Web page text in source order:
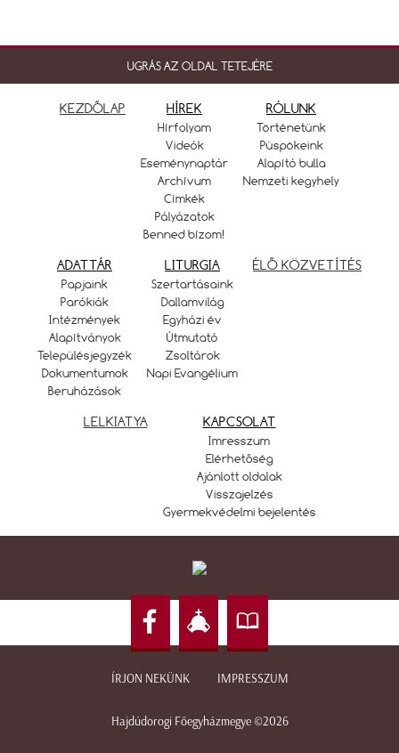
UGRÁS AZ OLDAL TETEJÉRE
KEZDŐLAP HÍREK
Hírfolyam
Videók
Eseménynaptár
Archívum
Címkék
Pályázatok
Benned bízom!
RÓLUNK
Történetünk
Püspökeink
Alapító bulla
Nemzeti kegyhely
ADATTÁR
Papjaink
Parókiák
Intézmények
Alapítványok
Településjegyzék
Dokumentumok
Beruházások
LITURGIA
Szertartásaink
Dallamvilág
Egyházi év
Útmutató
Zsoltárok
Napi Evangélium
ÉLŐ KÖZVETÍTÉS
LELKIATYA KAPCSOLAT
Imresszum
Elérhetőség
Ajánlott oldalak
Visszajelzés
Gyermekvédelmi bejelentés
ÍRJON NEKÜNK IMPRESSZUM
Hajdúdorogi Főegyházmegye ©2026